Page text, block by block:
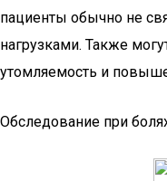
пациенты обычно не
нагрузками. Также
утомляемость и
Обследование при